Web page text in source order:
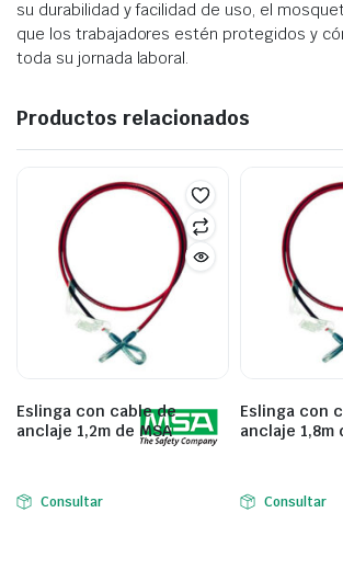
su durabilidad y facilidad de uso, el
que los trabajadores estén protegidos y
toda su jornada laboral.
Productos relacionados
Eslinga con cable de
anclaje 1,2m de MSA
Consultar
Eslinga con
anclaje 1,8m
Consultar